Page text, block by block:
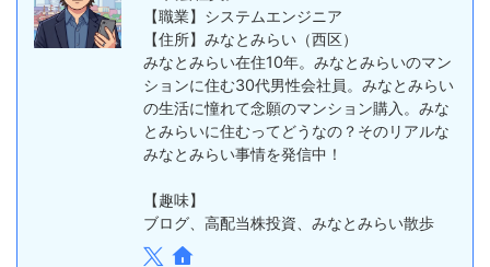
【職業】システムエンジニア
【住所】みなとみらい（西区）
みなとみらい在住10年。みなとみらいのマン
ションに住む30代男性会社員。みなとみらい
の生活に憧れて念願のマンション購入。みな
とみらいに住むってどうなの？そのリアルな
みなとみらい事情を発信中！
【趣味】
ブログ、高配当株投資、みなとみらい散歩